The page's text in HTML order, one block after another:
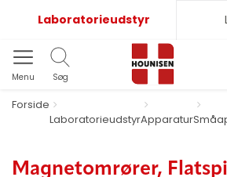
Laboratorieudstyr
Menu Søg
Forside
LaboratorieudstyrApparatur
Magnetomrører,